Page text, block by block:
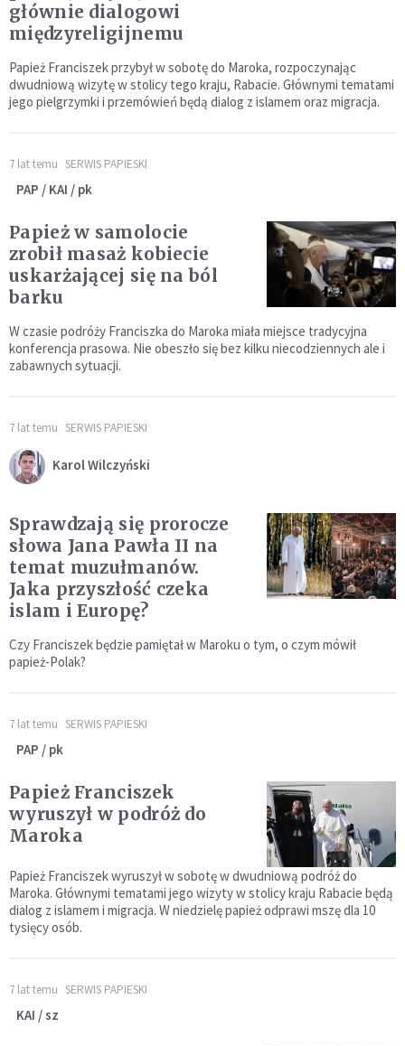
głównie dialogowi
międzyreligijnemu
Papież Franciszek przybył w sobotę do Maroka, rozpoczynając
dwudniową wizytę w stolicy tego kraju, Rabacie. Głównymi tematami
jego pielgrzymki i przemówień będą dialog z islamem oraz migracja.
7 lat temu SERWIS PAPIESKI
PAP / KAI / pk
Papież w samolocie
zrobił masaż kobiecie
uskarżającej się na ból
barku
W czasie podróży Franciszka do Maroka miała miejsce tradycyjna
konferencja prasowa. Nie obeszło się bez kilku niecodziennych ale i
zabawnych sytuacji.
7 lat temu SERWIS PAPIESKI
Karol Wilczyński
Sprawdzają się prorocze
słowa Jana Pawła II na
temat muzułmanów.
Jaka przyszłość czeka
islam i Europę?
Czy Franciszek będzie pamiętał w Maroku o tym, o czym mówił
papież-Polak?
7 lat temu SERWIS PAPIESKI
PAP / pk
Papież Franciszek
wyruszył w podróż do
Maroka
Papież Franciszek wyruszył w sobotę w dwudniową podróż do
Maroka. Głównymi tematami jego wizyty w stolicy kraju Rabacie będą
dialog z islamem i migracja. W niedzielę papież odprawi mszę dla 10
tysięcy osób.
7 lat temu SERWIS PAPIESKI
KAI / sz